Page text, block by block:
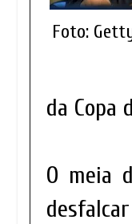
Foto:
da Copa
O meia